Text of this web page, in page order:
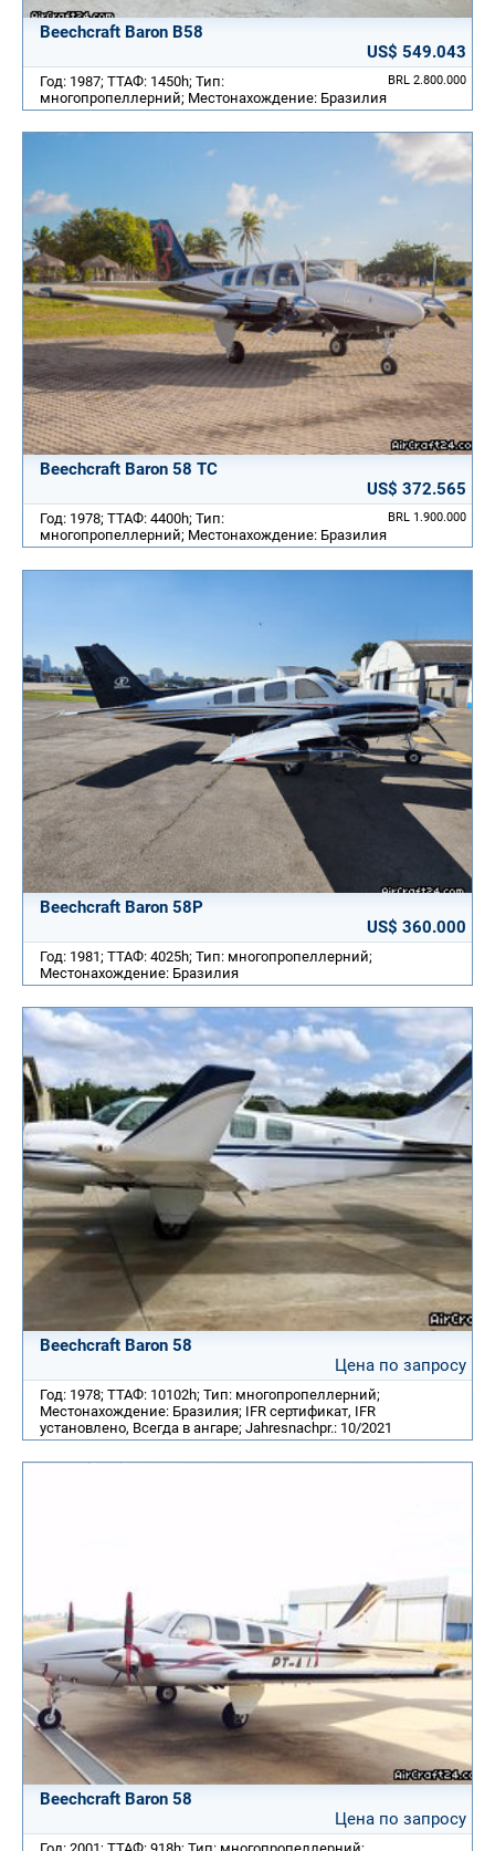
Beechcraft Baron B58
US$ 549.043
BRL 2.800.000
Год: 1987; ТТАФ: 1450h; Тип:
многопропеллерний; Местонахождение: Бразилия
Beechcraft Baron 58 TC
US$ 372.565
BRL 1.900.000
Год: 1978; ТТАФ: 4400h; Тип:
многопропеллерний; Местонахождение: Бразилия
Beechcraft Baron 58P
US$ 360.000
Год: 1981; ТТАФ: 4025h; Тип: многопропеллерний;
Местонахождение: Бразилия
Beechcraft Baron 58
Цена по запросу
Год: 1978; ТТАФ: 10102h; Тип: многопропеллерний;
Местонахождение: Бразилия; IFR сертификат, IFR
установлено, Всегда в ангаре; Jahresnachpr.: 10/2021
Beechcraft Baron 58
Цена по запросу